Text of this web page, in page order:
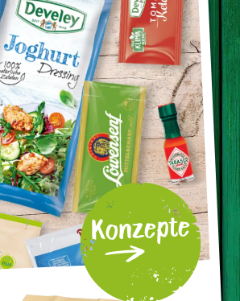
Konzepte